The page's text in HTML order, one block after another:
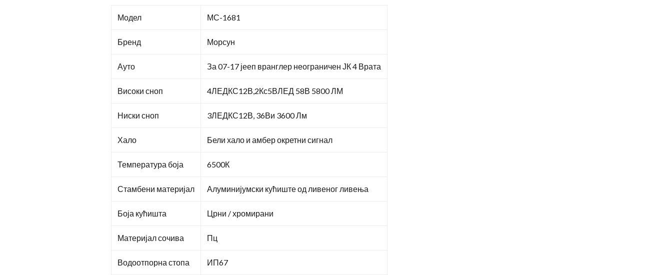
Модел МС-1681
Бренд Морсун
Ауто За 07-17 јееп вранглер неограничен ЈК 4 Врата
Високи сноп 4ЛЕДКС12В,2Кс5ВЛЕД 58В 5800 ЛМ
Ниски сноп 3ЛЕДКС12В, 36Ви 3600 Лм
Хало Бели хало и амбер окретни сигнал
Температура боја 6500К
Стамбени материјал Алуминијумски кућиште од ливеног ливења
Боја кућишта Црни / хромирани
Материјал сочива Пц
Водоотпорна стопа ИП67